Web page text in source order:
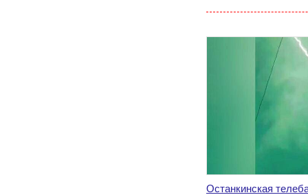
Останкинская